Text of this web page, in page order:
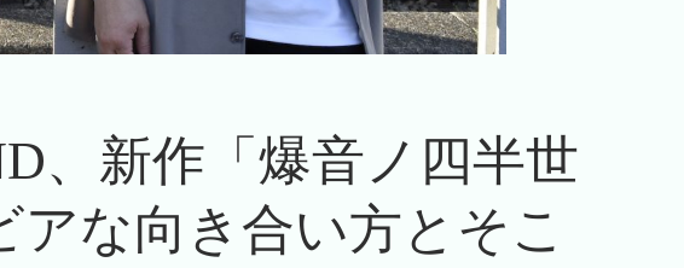
、新作「爆音ノ四半世
アな向き合い方とそこ